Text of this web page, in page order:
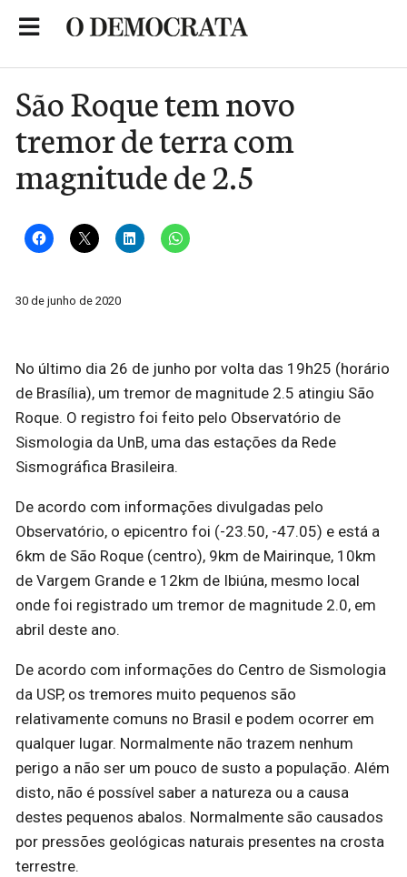
São Roque tem novo
tremor de terra com
magnitude de 2.5
30 de junho de 2020
No último dia 26 de junho por volta das 19h25 (horário
de Brasília), um tremor de magnitude 2.5 atingiu São
Roque. O registro foi feito pelo Observatório de
Sismologia da UnB, uma das estações da Rede
Sismográfica Brasileira.
De acordo com informações divulgadas pelo
Observatório, o epicentro foi (-23.50, -47.05) e está a
6km de São Roque (centro), 9km de Mairinque, 10km
de Vargem Grande e 12km de Ibiúna, mesmo local
onde foi registrado um tremor de magnitude 2.0, em
abril deste ano.
De acordo com informações do Centro de Sismologia
da USP, os tremores muito pequenos são
relativamente comuns no Brasil e podem ocorrer em
qualquer lugar. Normalmente não trazem nenhum
perigo a não ser um pouco de susto a população. Além
disto, não é possível saber a natureza ou a causa
destes pequenos abalos. Normalmente são causados
por pressões geológicas naturais presentes na crosta
terrestre.